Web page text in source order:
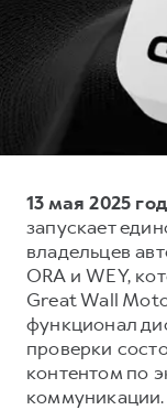
Тест-драйв
Трейд-ин
КРЕДИТ И
Страхование
Кредит
Для малого
Нулевое ТО
Программа
Регламенты
GWM
Гарантия
Мобильное
Программа
О дилере
Наша команда
13 мая 2025
запускает
владельцев
ORA и WEY,
Great Wall
функционал
проверки
контентом по
коммуникации.